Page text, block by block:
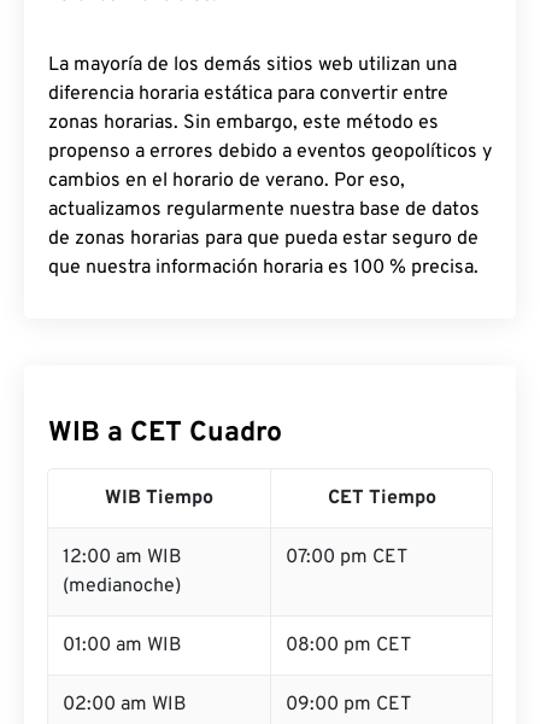
La mayoría de los demás sitios web utilizan una
diferencia horaria estática para convertir entre
zonas horarias. Sin embargo, este método es
propenso a errores debido a eventos geopolíticos y
cambios en el horario de verano. Por eso,
actualizamos regularmente nuestra base de datos
de zonas horarias para que pueda estar seguro de
que nuestra información horaria es 100 % precisa.
WIB a CET Cuadro
WIB Tiempo CET Tiempo
12:00 am WIB
(medianoche)
07:00 pm CET
01:00 am WIB 08:00 pm CET
02:00 am WIB 09:00 pm CET